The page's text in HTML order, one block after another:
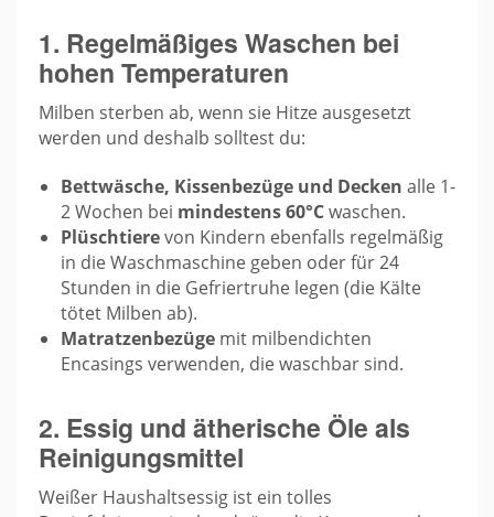
1. Regelmäßiges Waschen bei
hohen Temperaturen
Milben sterben ab, wenn sie Hitze ausgesetzt
werden und deshalb solltest du:
Bettwäsche, Kissenbezüge und Decken alle 1-
2 Wochen bei mindestens 60°Cwaschen.
Plüschtierevon Kindern ebenfalls regelmäßig
in die Waschmaschine geben oder für 24
Stunden in die Gefriertruhe legen (die Kälte
tötet Milben ab).
Matratzenbezüge mit milbendichten
Encasings verwenden, die waschbar sind.
2. Essig und ätherische Öle als
Reinigungsmittel
Weißer Haushaltsessig ist ein tolles